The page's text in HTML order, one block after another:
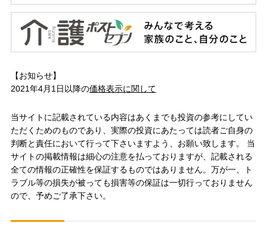
【お知らせ】
2021年4月1日以降の価格表示に関して
当サイトに記載されている内容はあくまでも投資の参考にしてい
ただくためのものであり、実際の投資にあたっては読者ご自身の
判断と責任において行って下さいますよう、お願い致します。 当
サイトの掲載情報は細心の注意を払っておりますが、記載される
全ての情報の正確性を保証するものではありません。万が一、ト
ラブル等の損失が被っても損害等の保証は一切行っておりません
ので、予めご了承下さい。